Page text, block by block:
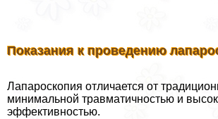
Показания к проведению
Лапароскопия отличается от
минимальной травматичностью и
эффективностью.